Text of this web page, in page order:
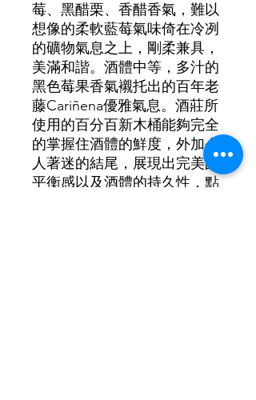
莓、黑醋栗、香醋香氣，難以
想像的柔軟藍莓氣味倚在冷冽
的礦物氣息之上，剛柔兼具，
美滿和諧。酒體中等，多汁的
黑色莓果香氣襯托出的百年老
藤Cariñena優雅氣息。酒莊所
使用的百分百新木桶能夠完全
的掌握住酒體的鮮度，外加令
人著迷的結尾，展現出完美的
平衡感以及酒體的持久性，點